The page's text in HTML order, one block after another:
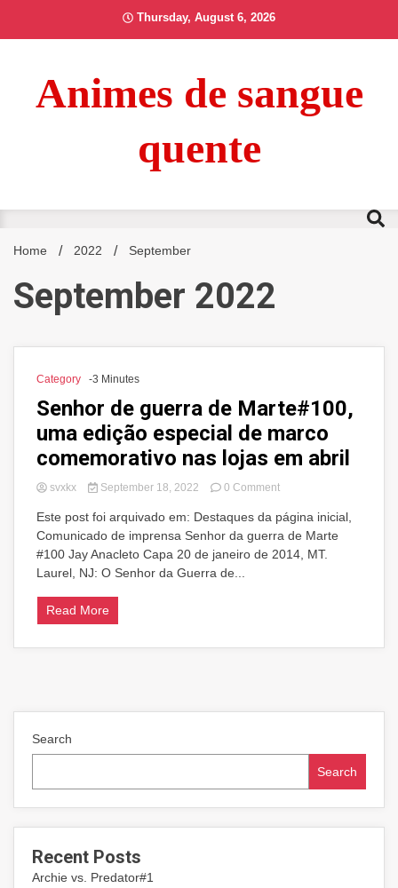
Thursday, August 6, 2026
Animes de sangue
quente
Home 2022 September
September 2022
Category -3 Minutes
Senhor de guerra de Marte#100,
uma edição especial de marco
comemorativo nas lojas em abril
svxkx September 18, 2022 0 Commenton
de
guerra
de
marco
em
Este post foi arquivado em: Destaques da página inicial,
Comunicado de imprensa Senhor da guerra de Marte
#100 Jay Anacleto Capa 20 de janeiro de 2014, MT.
Laurel, NJ: O Senhor da Guerra de...
Read More
Search
Search
Recent Posts
Archie vs. Predator#1